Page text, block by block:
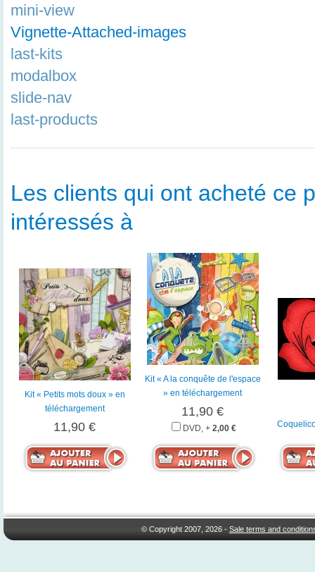
mini-view
Vignette-Attached-images
last-kits
modalbox
slide-nav
last-products
Les clients qui ont acheté ce
intéressés à
Kit « Petits mots doux » en
téléchargement
11,90 €
Kit « A la conquête de l'espace
» en téléchargement
11,90 €
DVD, + 2,00 €
© Copyright 2007, 2026 -Sale terms and